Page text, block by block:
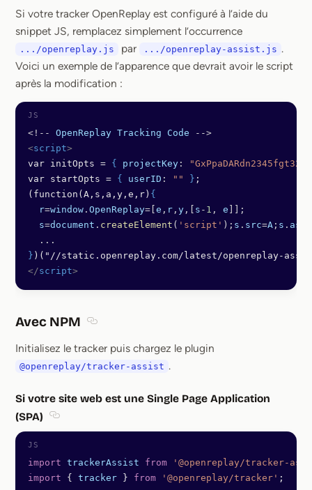
Si votre tracker OpenReplay est configuré à l’aide du
snippet JS, remplacez simplement l’occurrence
.../openreplay.js par .../openreplay-assist.js .
Voici un exemple de l’apparence que devrait avoir le script
après la modification :
<!-- OpenReplay Tracking Code -->
<script>
var initOpts = { projectKey :
"GxPpaDARdn2345fgt321"
var startOpts = { userID : "" } ;
(function(A,s,a,y,e,r) {
  r
=window . OpenReplay=[ e , r , y ,[ s - 1 , e ]];
  s
=document . createElement ( 'script' ); s . src=A ; s .
  ...
} )("//static.openreplay.com/latest/openreplay-
</script>
Avec NPM
Initialisez le tracker puis chargez le plugin
@openreplay/tracker-assist .
Si votre site web est une Single Page Application
(SPA)
import trackerAssist from '@openreplay/tracker-
import { tracker } from '@openreplay/tracker' ;